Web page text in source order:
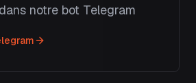
notre bot Telegram